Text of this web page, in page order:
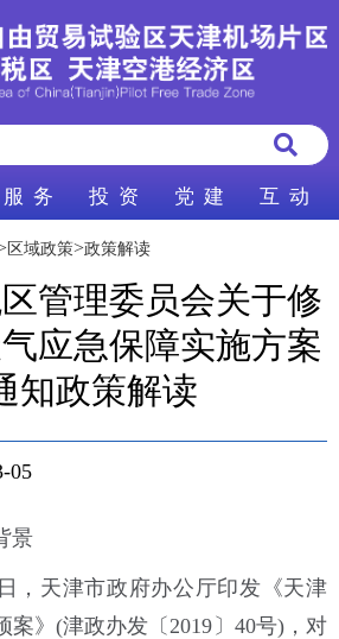
服 务 投 资 党 建 互 动
区域政策>政策解读
管理委员会关于修
应急保障实施方案
知政策解读
05
景
天津市政府办公厅印发《天津
案》(津政办发〔2019〕40号)，对